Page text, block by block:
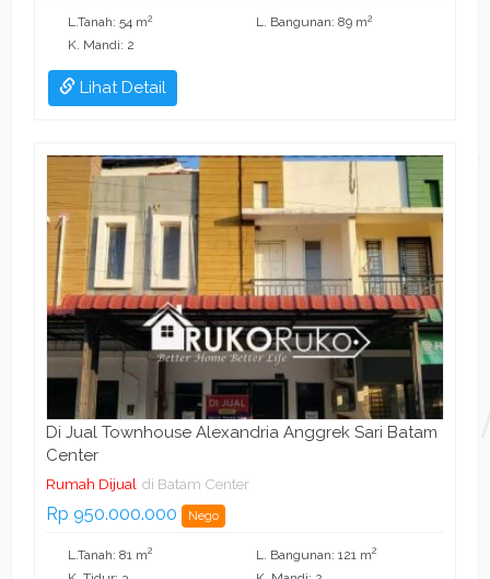
L.Tanah: 54 m2 L. Bangunan: 89 m2
K. Mandi: 2
Lihat Detail
Di Jual Townhouse Alexandria Anggrek Sari Batam
Center
Rumah Dijual di Batam Center
Rp 950.000.000 Nego
L.Tanah: 81 m2 L. Bangunan: 121 m2